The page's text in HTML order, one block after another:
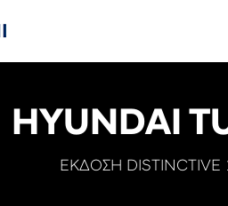
HYUNDAI
ΕΚΔΟΣΗ DISTINCTIVE